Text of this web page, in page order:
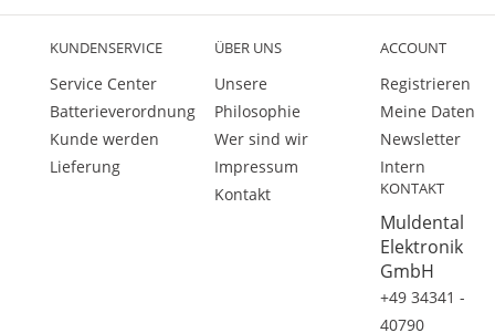
KUNDENSERVICE
Service Center
Batterieverordnung
Kunde werden
Lieferung
ÜBER UNS
Unsere
Philosophie
Wer sind wir
Impressum
Kontakt
ACCOUNT
Registrieren
Meine Daten
Newsletter
Intern
KONTAKT
Muldental
Elektronik
GmbH
+49 34341 -
40790